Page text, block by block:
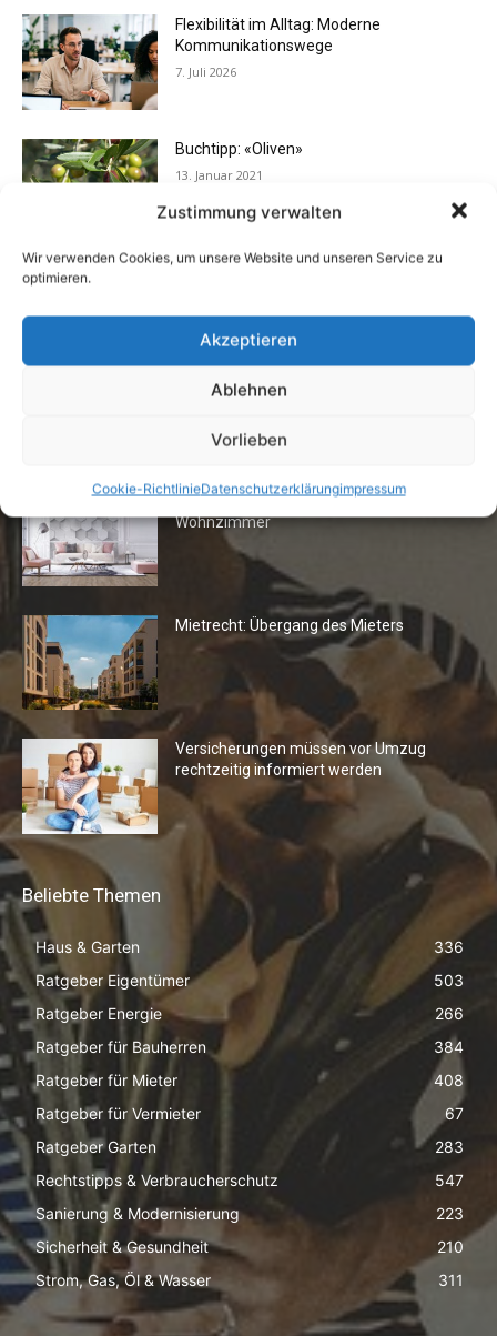
Zustimmung verwalten
Wir verwenden Cookies, um unsere Website und unseren Service zu
optimieren.
Akzeptieren
Ablehnen
Vorlieben
Cookie-RichtlinieDatenschutzerklärungimpressum
Flexibilität im Alltag: Moderne
Kommunikationswege
7. Juli 2026
Buchtipp: «Oliven»
13. Januar 2021
24. April 2019
Fototapeten: Neuer Look fürs
Wohnzimmer
Mietrecht: Übergang des Mieters
Versicherungen müssen vor Umzug
rechtzeitig informiert werden
Beliebte Themen
Haus & Garten
336
Ratgeber Eigentümer
503
Ratgeber Energie
266
Ratgeber für Bauherren
384
Ratgeber für Mieter
408
Ratgeber für Vermieter
67
Ratgeber Garten
283
Rechtstipps & Verbraucherschutz
547
Sanierung & Modernisierung
223
Sicherheit & Gesundheit
210
Strom, Gas, Öl & Wasser
311